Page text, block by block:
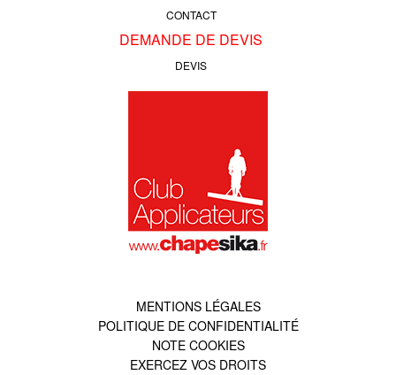
CONTACT
DEMANDE DE DEVIS
DEVIS
MENTIONS LÉGALES
POLITIQUE DE CONFIDENTIALITÉ
NOTE COOKIES
EXERCEZ VOS DROITS